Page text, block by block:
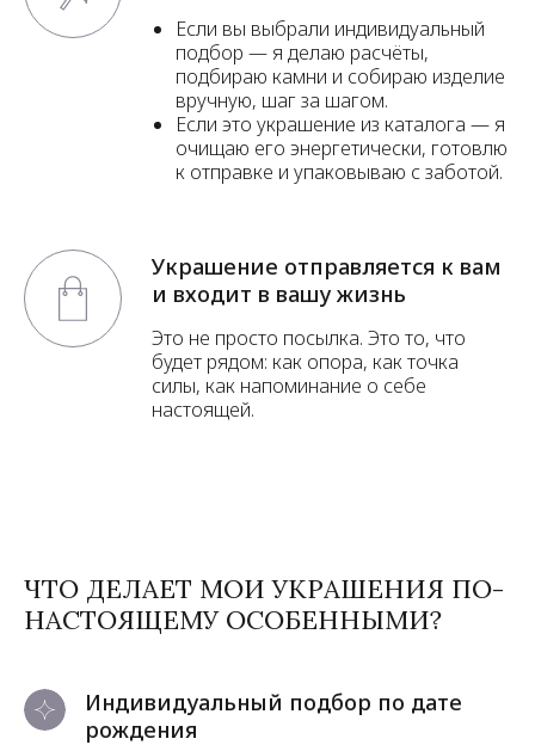
Если вы выбрали индивидуальный
подбор — я делаю расчёты,
подбираю камни и собираю изделие
вручную, шаг за шагом.
Если это украшение из каталога — я
очищаю его энергетически, готовлю
к отправке и упаковываю с заботой.
Украшение отправляется к вам
и входит в вашу жизнь
Это не просто посылка. Это то, что
будет рядом: как опора, как точка
силы, как напоминание о себе
настоящей.
ЧТО ДЕЛАЕТ МОИ УКРАШЕНИЯ ПО-
НАСТОЯЩЕМУ ОСОБЕННЫМИ?
Индивидуальный подбор по дате
рождения